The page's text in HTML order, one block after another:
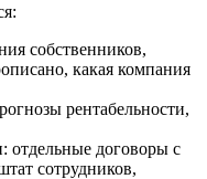
собственников,
какая компания
рентабельности,
отдельные договоры с
сотрудников,